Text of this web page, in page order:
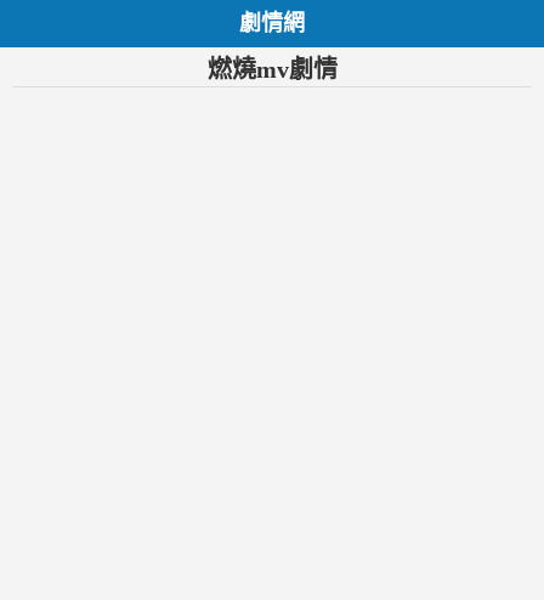
劇情網
燃燒mv劇情